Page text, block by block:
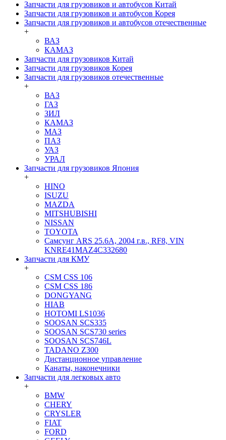
Запчасти для грузовиков и автобусов Китай
Запчасти для грузовиков и автобусов Корея
Запчасти для грузовиков и автобусов отечественные
+
ВАЗ
КАМАЗ
Запчасти для грузовиков Китай
Запчасти для грузовиков Корея
Запчасти для грузовиков отечественные
+
ВАЗ
ГАЗ
ЗИЛ
КАМАЗ
МАЗ
ПАЗ
УАЗ
УРАЛ
Запчасти для грузовиков Япония
+
HINO
ISUZU
MAZDA
MITSHUBISHI
NISSAN
TOYOTA
Самсунг ARS 25.6A, 2004 г.в., RF8, VIN
KNRE41MAZ4C332680
Запчасти для КМУ
+
CSM CSS 106
CSM CSS 186
DONGYANG
HIAB
HOTOMI LS1036
SOOSAN SCS335
SOOSAN SCS730 series
SOOSAN SCS746L
TADANO Z300
Дистанционное управление
Канаты, наконечники
Запчасти для легковых авто
+
BMW
CHERY
CRYSLER
FIAT
FORD